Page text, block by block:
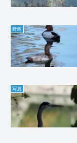
野鳥
写真